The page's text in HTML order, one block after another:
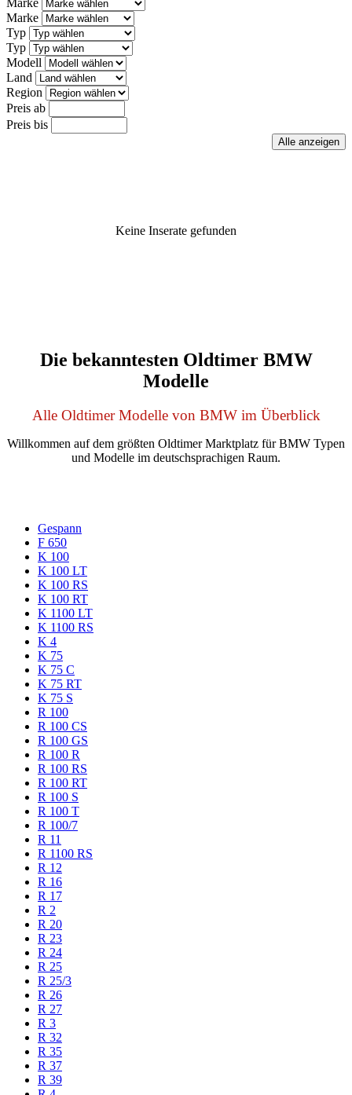
Marke
Typ
Typ
Modell
Land
Region
Preis ab
Preis bis
Keine Inserate gefunden
Die bekanntesten Oldtimer BMW
Modelle
Alle Oldtimer Modelle von BMW im Überblick
Willkommen auf dem größten Oldtimer Marktplatz für BMW Typen
und Modelle im deutschsprachigen Raum.
Gespann
F 650
K 100
K 100 LT
K 100 RS
K 100 RT
K 1100 LT
K 1100 RS
K 4
K 75
K 75 C
K 75 RT
K 75 S
R 100
R 100 CS
R 100 GS
R 100 R
R 100 RS
R 100 RT
R 100 S
R 100 T
R 100/7
R 11
R 1100 RS
R 12
R 16
R 17
R 2
R 20
R 23
R 24
R 25
R 25/3
R 26
R 27
R 3
R 32
R 35
R 37
R 39